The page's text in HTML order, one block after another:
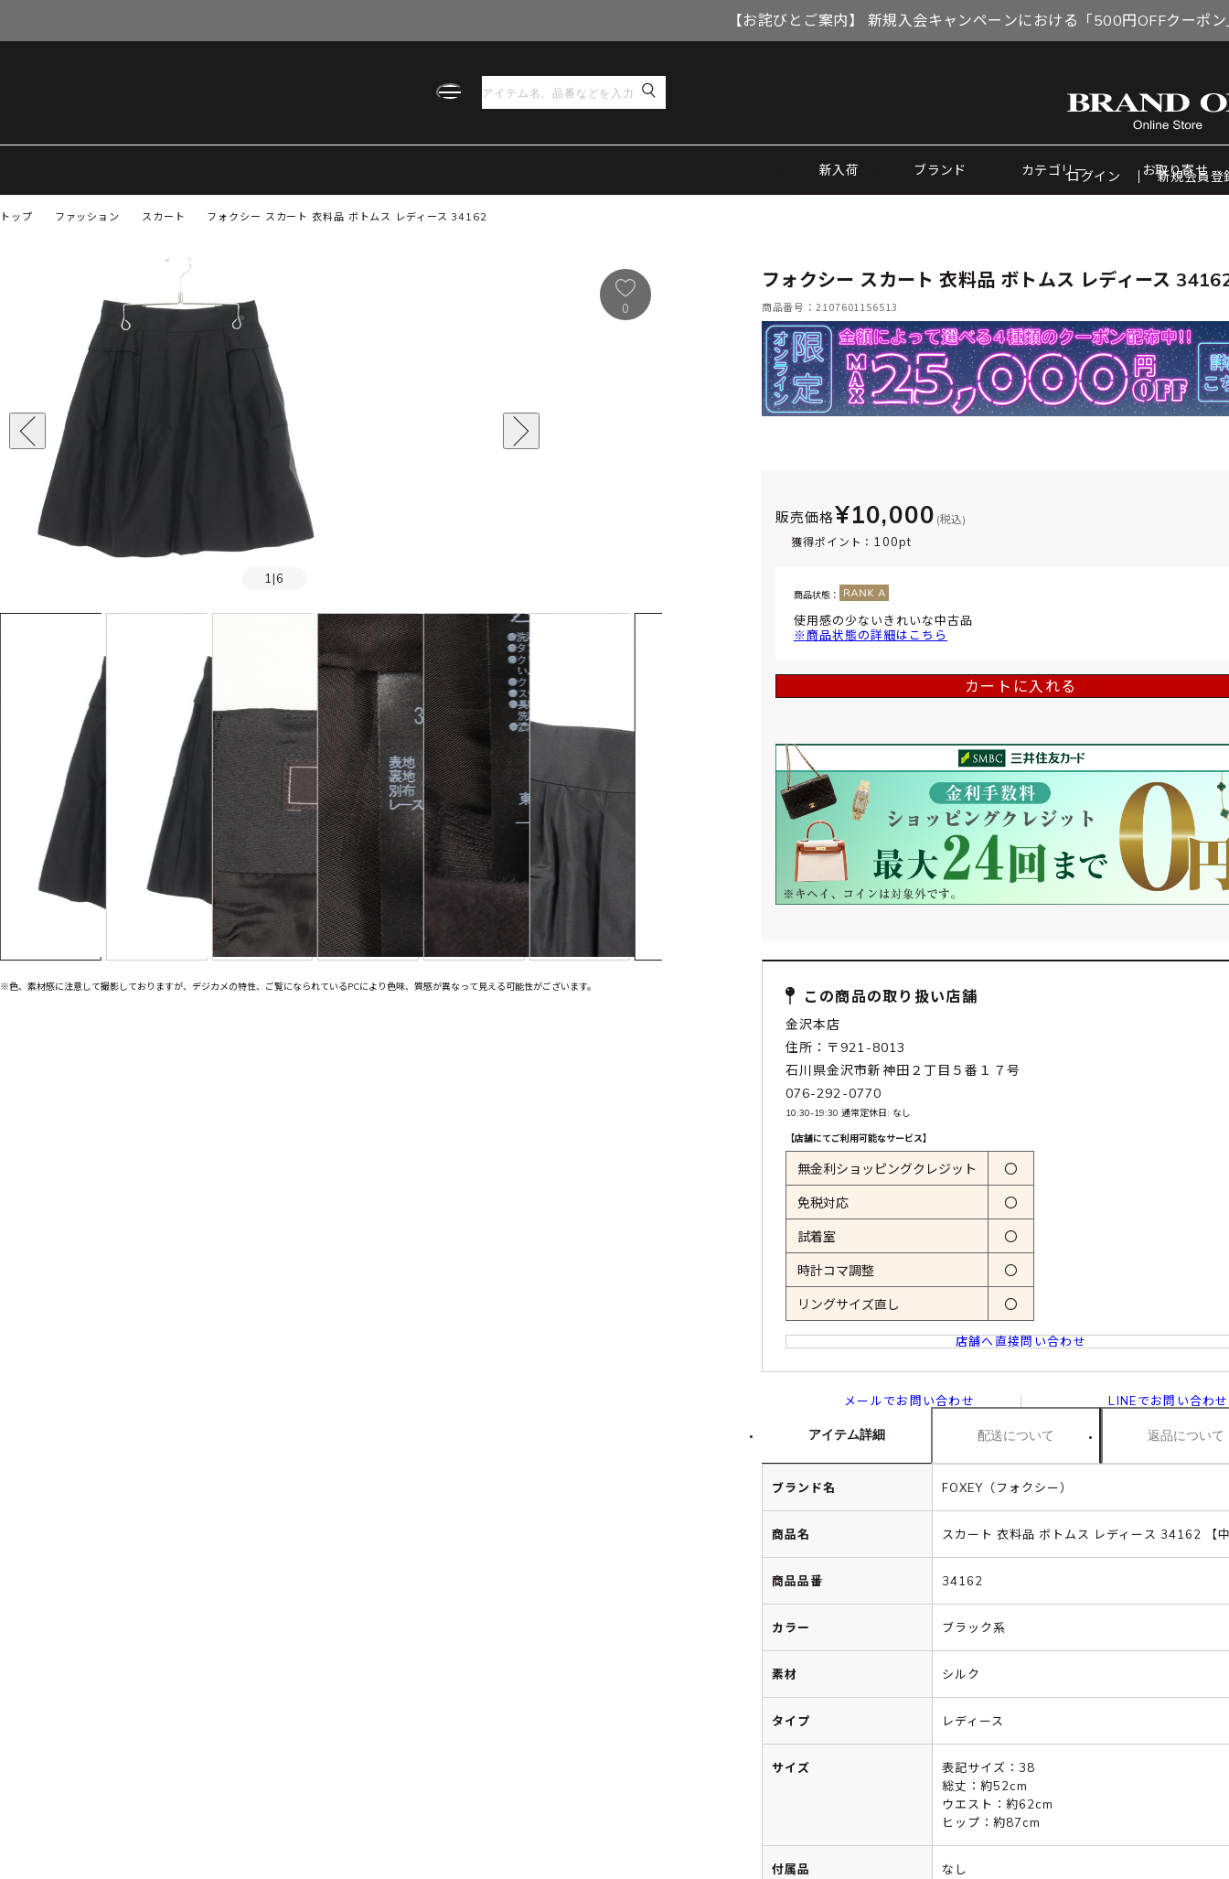
【お詫びとご案内】 新規入会キャンペーンにおける「500円OFFクーポ
新入荷 ブランド カテゴリー お取り寄せ
ログイン 新規会員登
トップ フォクシー スカート 衣料品 ボトムス レディース 34162
ファッション スカート
1 |6
0
※色、素材感に注意して撮影しておりますが、デジカメの特性、ご覧になられているPCにより色味、質感が異なって見える可能性がございます。
フォクシー スカート 衣料品 ボトムス レディース
商品番号：2107601156513
販売価格¥10,000 (税込)
獲得ポイント： 100pt
商品状態：
使用感の少ないきれいな中古品
※商品状態の詳細はこちら
カートに入れる
この商品の取り扱い店舗
金沢本店
住所：〒921-8013
石川県金沢市新神田２丁目５番１７号
076-292-0770
10:30-19:30 通常定休日: なし
【店舗にてご利用可能なサービス】
無金利ショッピングクレジット 〇
免税対応 〇
試着室 〇
時計コマ調整 〇
リングサイズ直し 〇
店舗へ直接問い合わせ
メールでお問い合わせ LINEでお問い合わせ
アイテム詳細 配送について 返品について
ブランド名 FOXEY（フォクシー）
商品名 スカート 衣料品 ボトムス レディース 34162 【
商品品番 34162
カラー ブラック系
素材 シルク
タイプ レディース
サイズ
表記サイズ：38
総丈：約52cm
ウエスト：約62cm
ヒップ：約87cm
付属品
なし